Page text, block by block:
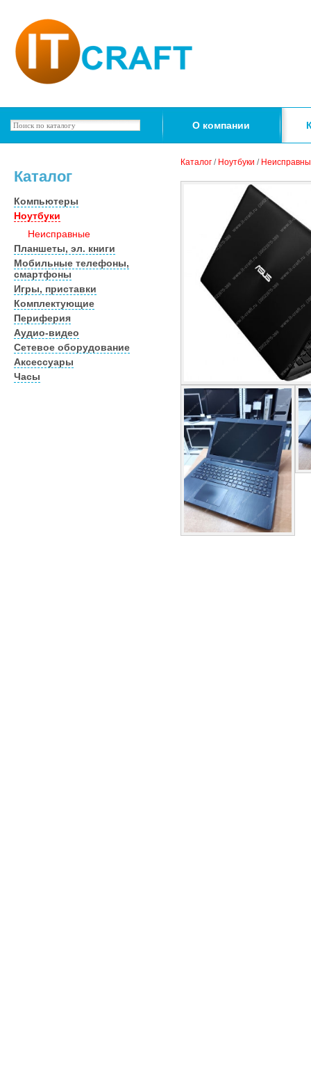
О компании
Каталог
Компьютеры
Ноутбуки
Неисправные
Планшеты, эл. книги
Мобильные телефоны,
смартфоны
Игры, приставки
Комплектующие
Периферия
Аудио-видео
Сетевое оборудование
Аксессуары
Часы
Каталог / Ноутбуки /